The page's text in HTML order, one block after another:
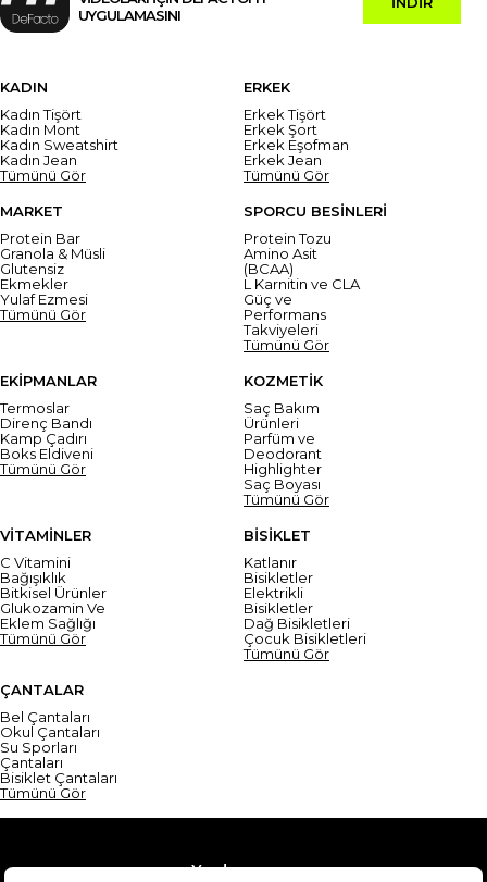
UYGULAMASINI
KADIN
Kadın Tişört
Kadın Mont
Kadın Sweatshirt
Kadın Jean
Tümünü Gör
ERKEK
Erkek Tişört
Erkek Şort
Erkek Eşofman
Erkek Jean
Tümünü Gör
MARKET
Protein Bar
Granola & Müsli
Glutensiz
Ekmekler
Yulaf Ezmesi
Tümünü Gör
SPORCU BESİNLERİ
Protein Tozu
Amino Asit
(BCAA)
L Karnitin ve CLA
Güç ve
Performans
Takviyeleri
Tümünü Gör
EKİPMANLAR
Termoslar
Direnç Bandı
Kamp Çadırı
Boks Eldiveni
Tümünü Gör
KOZMETİK
Saç Bakım
Ürünleri
Parfüm ve
Deodorant
Highlighter
Saç Boyası
Tümünü Gör
VİTAMİNLER
C Vitamini
Bağışıklık
Bitkisel Ürünler
Glukozamin Ve
Eklem Sağlığı
Tümünü Gör
BİSİKLET
Katlanır
Bisikletler
Elektrikli
Bisikletler
Dağ Bisikletleri
Çocuk Bisikletleri
Tümünü Gör
ÇANTALAR
Bel Çantaları
Okul Çantaları
Su Sporları
Çantaları
Bisiklet Çantaları
Tümünü Gör
Yardım